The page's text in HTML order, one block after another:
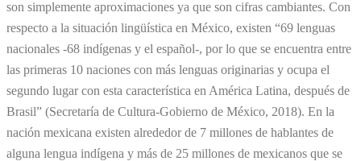
son simplemente aproximaciones ya que son cifras cambiantes. Con
respecto a la situación lingüística en México, existen “69 lenguas
nacionales -68 indígenas y el español-, por lo que se encuentra entre
las primeras 10 naciones con más lenguas originarias y ocupa el
segundo lugar con esta característica en América Latina, después de
Brasil” (Secretaría de Cultura-Gobierno de México, 2018). En la
nación mexicana existen alrededor de 7 millones de hablantes de
alguna lengua indígena y más de 25 millones de mexicanos que se